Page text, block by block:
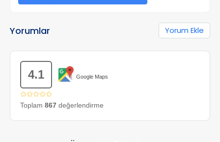
Yorumlar Yorum Ekle
4.1 Google Maps
✩✩✩✩✩
Toplam 867 değerlendirme